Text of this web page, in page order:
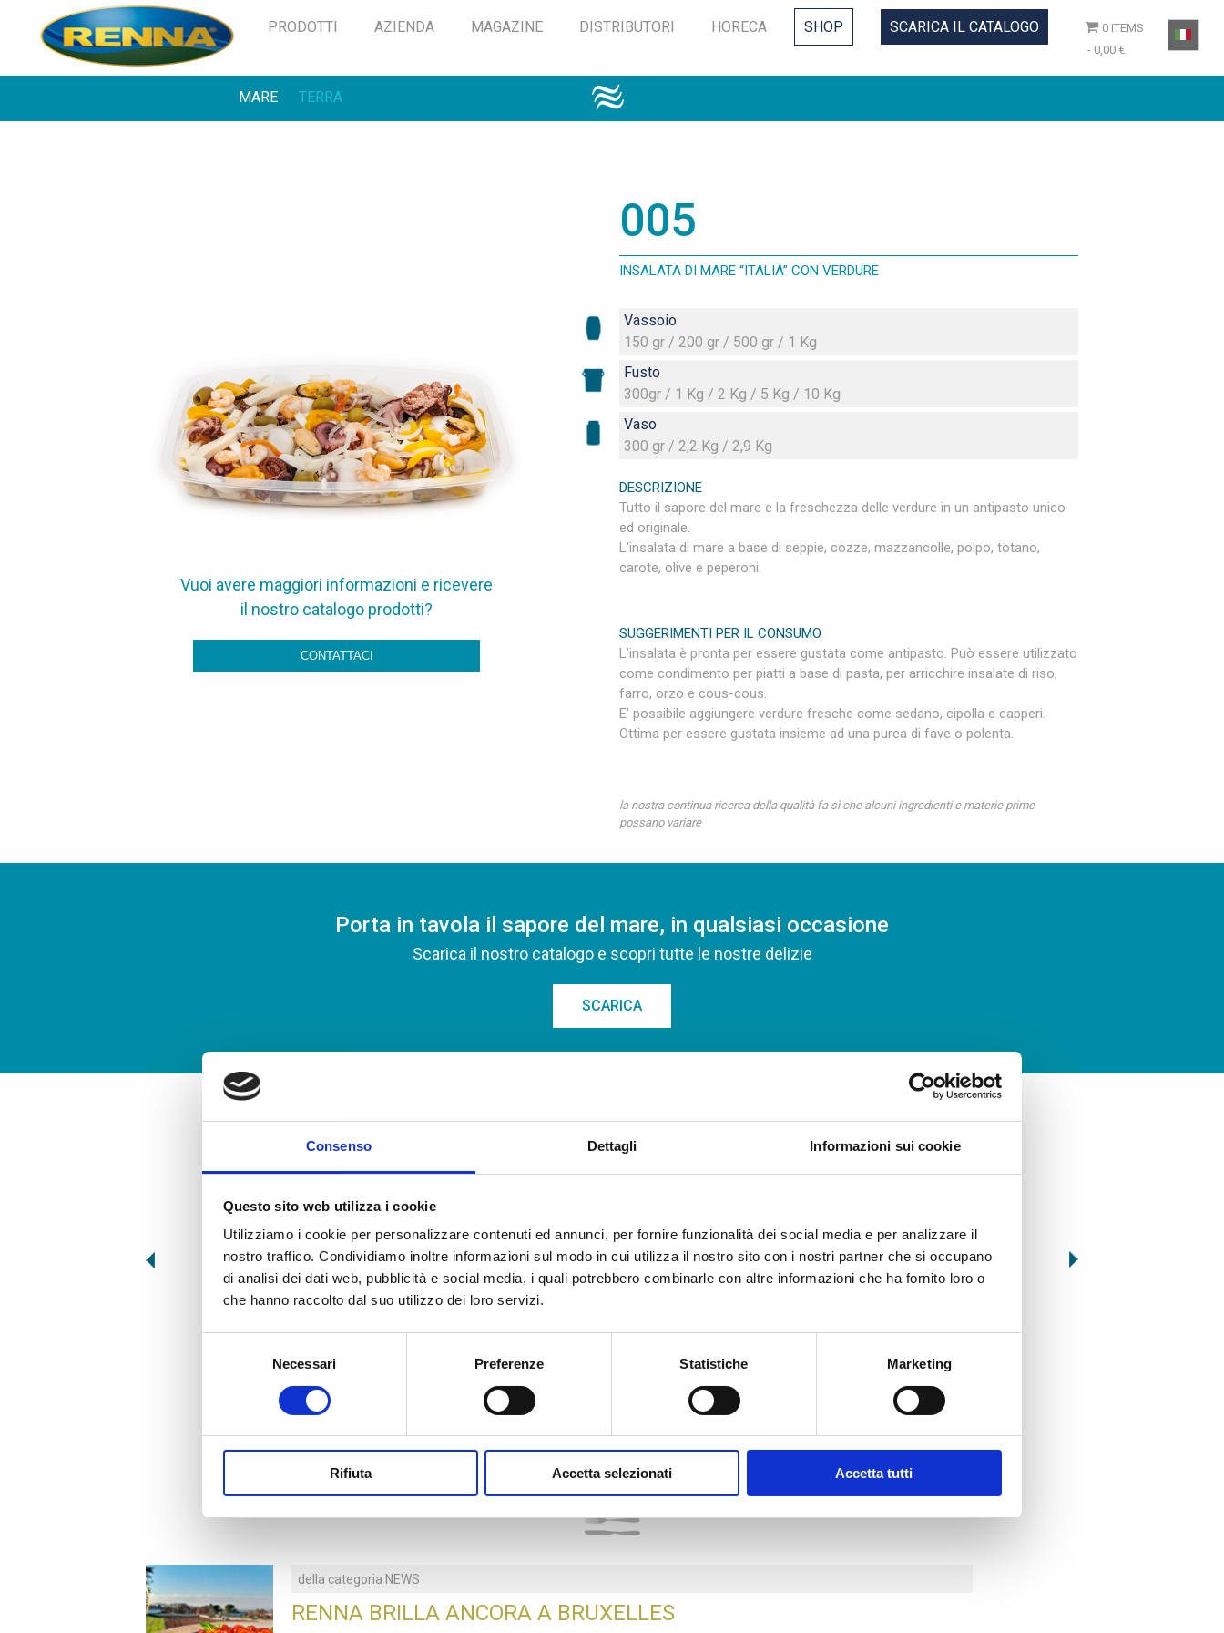
Consenso Dettagli Informazioni sui cookie
Questo sito web utilizza i cookie
Utilizziamo i cookie per personalizzare contenuti ed annunci, per fornire funzionalità dei social media e per analizzare il
nostro traffico. Condividiamo inoltre informazioni sul modo in cui utilizza il nostro sito con i nostri partner che si occupano
di analisi dei dati web, pubblicità e social media, i quali potrebbero combinarle con altre informazioni che ha fornito loro o
che hanno raccolto dal suo utilizzo dei loro servizi.
Necessari Preferenze Statistiche Marketing
Rifiuta Accetta selezionati Accetta tutti
PRODOTTI AZIENDA MAGAZINE DISTRIBUTORI HORECA SHOP SCARICA IL CATALOGO
0 ITEMS
0,00 €
MARE TERRA
Vuoi avere maggiori informazioni e ricevere
il nostro catalogo prodotti?
CONTATTACI
005
INSALATA DI MARE “ITALIA” CON VERDURE
Vassoio
150 gr / 200 gr / 500 gr / 1 Kg
Fusto
300gr / 1 Kg / 2 Kg / 5 Kg / 10 Kg
Vaso
300 gr / 2,2 Kg / 2,9 Kg
DESCRIZIONE
Tutto il sapore del mare e la freschezza delle verdure in un antipasto unico
ed originale.
L’insalata di mare a base di seppie, cozze, mazzancolle, polpo, totano,
carote, olive e peperoni.
SUGGERIMENTI PER IL CONSUMO
L’insalata è pronta per essere gustata come antipasto. Può essere utilizzato
come condimento per piatti a base di pasta, per arricchire insalate di riso,
farro, orzo e cous-cous.
E’ possibile aggiungere verdure fresche come sedano, cipolla e capperi.
Ottima per essere gustata insieme ad una purea di fave o polenta.
la nostra continua ricerca della qualità fa sì che alcuni ingredienti e materie prime
possano variare
Porta in tavola il sapore del mare, in qualsiasi occasione
Scarica il nostro catalogo e scopri tutte le nostre delizie
SCARICA
SCOPRI GLI ALTRI PRODOTTI DELLA LINEA MARE
ATM002
MAGAZINE
della categoria NEWS
RENNA BRILLA ANCORA A BRUXELLES